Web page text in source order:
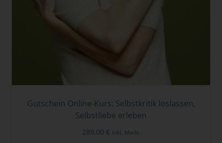
Gutschein Online-Kurs: Selbstkritik loslassen,
Selbstliebe erleben
289,00 € inkl. MwSt.